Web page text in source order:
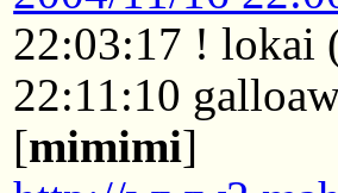
22:03:17 ! lokai
22:11:10
[mimimi]